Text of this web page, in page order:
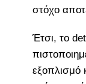
στόχο
Έτσι, το
εξοπλισμό